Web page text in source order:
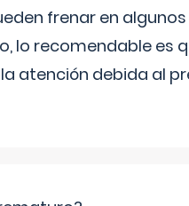
frenar en
lo recomendable es
atención debida al